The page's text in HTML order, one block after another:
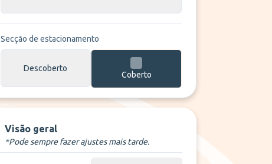
Secção de estacionamento
Descoberto
Coberto
Visão geral
*Pode sempre fazer ajustes mais tarde.